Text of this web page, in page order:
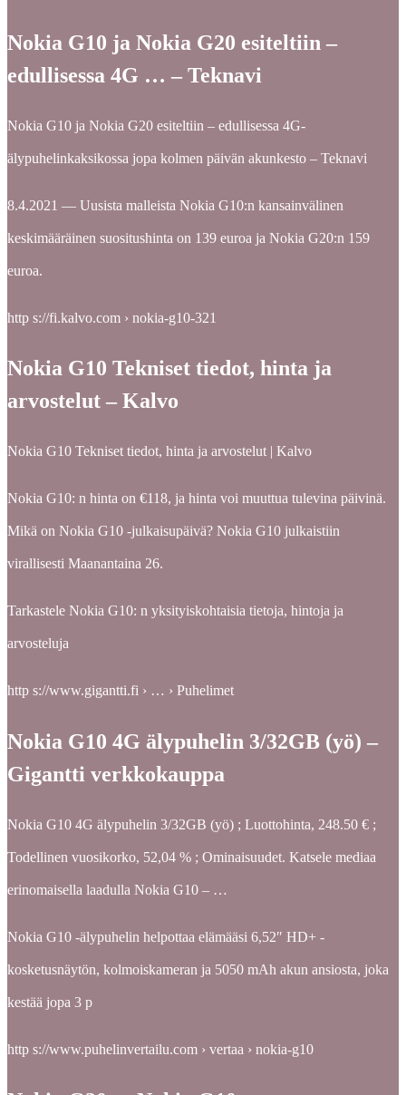
Nokia G10 ja Nokia G20 esiteltiin –
edullisessa 4G … – Teknavi
Nokia G10 ja Nokia G20 esiteltiin – edullisessa 4G-
älypuhelinkaksikossa jopa kolmen päivän akunkesto – Teknavi
8.4.2021 — Uusista malleista Nokia G10:n kansainvälinen
keskimääräinen suositushinta on 139 euroa ja Nokia G20:n 159
euroa.
http s://fi.kalvo.com › nokia-g10-321
Nokia G10 Tekniset tiedot, hinta ja
arvostelut – Kalvo
Nokia G10 Tekniset tiedot, hinta ja arvostelut | Kalvo
Nokia G10: n hinta on €118, ja hinta voi muuttua tulevina päivinä.
Mikä on Nokia G10 -julkaisupäivä? Nokia G10 julkaistiin
virallisesti Maanantaina 26.
Tarkastele Nokia G10: n yksityiskohtaisia ​​tietoja, hintoja ja
arvosteluja
http s://www.gigantti.fi › … › Puhelimet
Nokia G10 4G älypuhelin 3/32GB (yö) –
Gigantti verkkokauppa
Nokia G10 4G älypuhelin 3/32GB (yö) ; Luottohinta, 248.50 € ;
Todellinen vuosikorko, 52,04 % ; Ominaisuudet. Katsele mediaa
erinomaisella laadulla Nokia G10 – …
Nokia G10 -älypuhelin helpottaa elämääsi 6,52″ HD+ -
kosketusnäytön, kolmoiskameran ja 5050 mAh akun ansiosta, joka
kestää jopa 3 p
http s://www.puhelinvertailu.com › vertaa › nokia-g10